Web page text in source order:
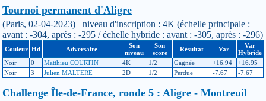
Tournoi permanent d'Aligre
(Paris, 02-04-2023) niveau d'inscription : 4K (échelle principale :
avant : -304, après : -295 / échelle hybride : avant : -305, après : -296)
Couleur Hd Adversaire
Son
niveau
Son
score
Résultat Var
Var
Hybride
Noir
0 Matthieu COURTIN 4K 1/2 Gagnée +16.94
+16.95
Noir
3 Julien MALTERE 2D 1/2 Perdue -7.67 -7.67
Challenge Île-de-France, ronde 5 : Aligre - Montreuil